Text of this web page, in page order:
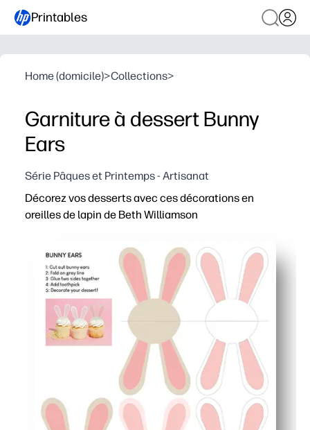
Printables
Home (domicile)>Collections>
Garniture à dessert Bunny
Ears
Série Pâques et Printemps - Artisanat
Décorez vos desserts avec ces décorations en
oreilles de lapin de Beth Williamson
Imprimez, coupez et adhérez sur des cure-dents -
Élevant instantanément les cupcakes, les gâteaux et
Temps de bricolage adapté aux enfants - pratiquez
Polyvalent et durable - utilisez du papier cartonné ou